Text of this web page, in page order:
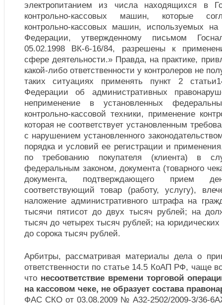
электропитанием из числа находящихся в
контрольно-кассовых машин, которые
контрольно-кассовых машин, используемых на
Федерации, утвержденному письмом
05.02.1998 ВК-6-16/84, разрешены к
сфере деятельности.» Правда, на практике,
какой-либо ответственности у контролеров не
таких ситуациях применять пункт 2
Федерации об административных
неприменение в установленных
контрольно-кассовой техники, применение
которая не соответствует установленным
с нарушением установленного
порядка и условий ее регистрации и
по требованию покупателя (клиента) в
федеральным законом, документа (товарного
документа, подтверждающего прием
соответствующий товар (работу, услугу),
наложение административного штрафа на
тысячи пятисот до двух тысяч рублей; на
тысяч до четырех тысяч рублей; на
до сорока тысяч рублей.
Арбитры, рассматривая материалы дела о
ответственности по статье 14.5 КоАП РФ, чаще
что несоответствие времени торговой
на кассовом чеке, не образует состава
ФАС СКО от 03.08.2009 № А32-2502/2009-3/36-